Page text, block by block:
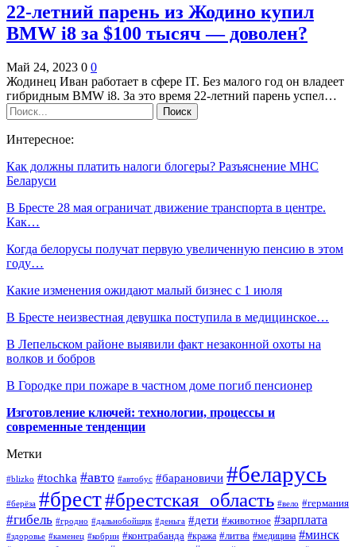
22-летний парень из Жодино купил
BMW i8 за $100 тысяч — доволен?
Май 24, 2023 0 0
Жодинец Иван работает в сфере IT. Без малого год он владеет
гибридным BMW i8. За это время 22-летний парень успел…
Интересное:
Как должны платить налоги блогеры? Разъяснение МНС
Беларуси
В Бресте 28 мая ограничат движение транспорта в центре.
Как…
Когда белорусы получат первую увеличенную пенсию в этом
году…
Какие изменения ожидают малый бизнес с 1 июля
В Бресте неизвестная девушка поступила в медицинское…
В Лепельском районе выявили факт незаконной охоты на
волков и бобров
В Городке при пожаре в частном доме погиб пенсионер
Изготовление ключей: технологии, процессы и
современные тенденции
Метки
#blizko #tochka #авто #автобус #барановичи #беларусь
#берёза #брест#брестская_область #вело #германия
#гибель #гродно #дальнобойщик #деньга #дети #животное #зарплата
#здоровье #каменец #кобрин #контрабанда #кража #литва #медицина #минск